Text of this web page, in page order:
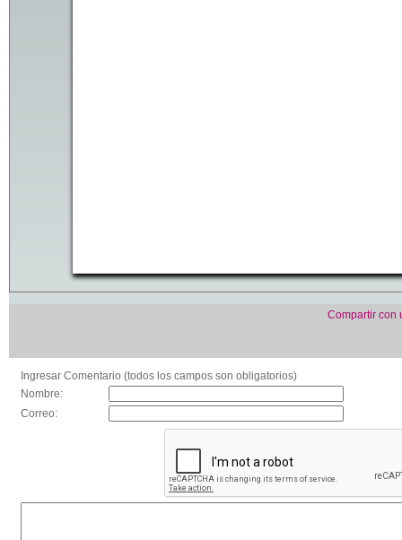
Compartir con
Ingresar Comentario (todos los campos son obligatorios)
Nombre:
Correo: